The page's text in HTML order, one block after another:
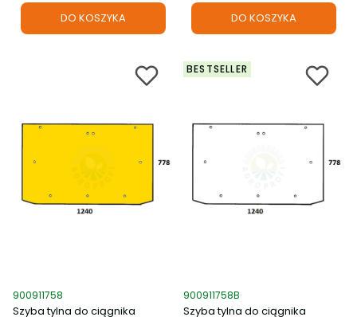
DO KOSZYKA DO KOSZYKA
Kod produktu
900911758
Szyba tylna do ciągnika
BESTSELLER
Kod produktu
900911758B
Szyba tylna do ciągnika